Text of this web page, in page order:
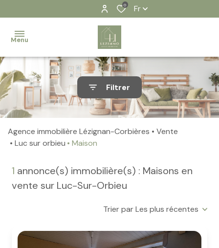
0 Fr
Menu
Accueil
Nos
biens
Contact
équipe
Nos
Estimation
gratuite
Filtrer
Agence immobilière Lézignan-Corbières
Vente
Luc sur orbieu
Maison
1 annonce(s) immobilière(s) : Maisons en
vente sur Luc-Sur-Orbieu
Trier par Les plus récentes